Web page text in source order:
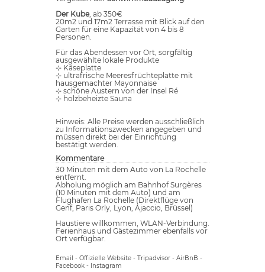
Der Kube, ab 350€
20m2 und 17m2 Terrasse mit Blick auf den
Garten für eine Kapazität von 4 bis 8
Personen.
Für das Abendessen vor Ort, sorgfältig
ausgewählte lokale Produkte
⊹ Käseplatte
⊹ ultrafrische Meeresfrüchteplatte mit
hausgemachter Mayonnaise
⊹ schöne Austern von der Insel Ré
⊹ holzbeheizte Sauna
Hinweis: Alle Preise werden ausschließlich
zu Informationszwecken angegeben und
müssen direkt bei der Einrichtung
bestätigt werden.
Kommentare
30 Minuten mit dem Auto von La Rochelle
entfernt.
Abholung möglich am Bahnhof Surgères
(10 Minuten mit dem Auto) und am
Flughafen La Rochelle (Direktflüge von
Genf, Paris Orly, Lyon, Ajaccio, Brüssel)
Haustiere willkommen, WLAN-Verbindung.
Ferienhaus und Gästezimmer ebenfalls vor
Ort verfügbar.
Email - Offizielle Website - Tripadvisor - AirBnB -
Facebook - Instagram